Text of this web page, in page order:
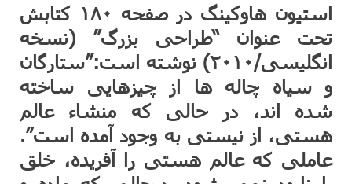
استیون هاوکینگ در صفحه ۱۸۰ کتابش
تحت عنوان “طراحی بزرگ” (نسخه
انگلیسی/۲۰۱۰) نوشته است:”ستارگان
و سیاه چاله ها از چیزهایی ساخته
شده اند، در حالی که منشاء عالم
هستی، از نیستی به وجود آمده است”.
عاملی که عالم هستی را آفریده، خلق